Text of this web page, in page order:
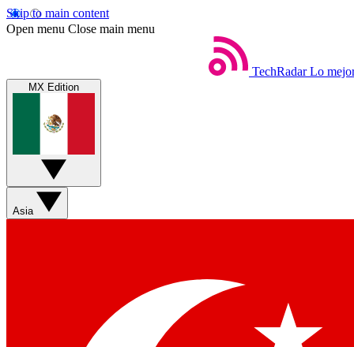
Skip to main content
Open menu Close main menu
TechRadar Lo
MX Edition
Asia